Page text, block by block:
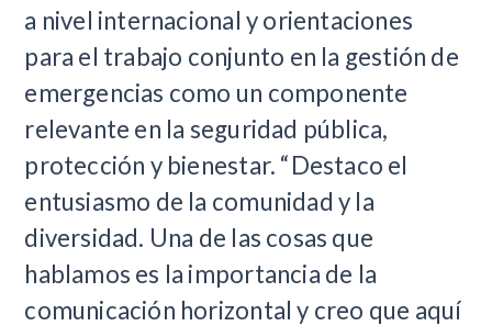
a nivel internacional y orientaciones
para el trabajo conjunto en la gestión de
emergencias como un componente
relevante en la seguridad pública,
protección y bienestar. “Destaco el
entusiasmo de la comunidad y la
diversidad. Una de las cosas que
hablamos es la importancia de la
comunicación horizontal y creo que aquí